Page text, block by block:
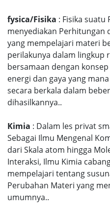
fysica/Fisika : Fisika suatu
menyediakan Perhitungan
yang mempelajari materi
perilakunya dalam lingkup
bersamaan dengan
energi dan gaya yang
secara berkala dalam
dihasilkannya..
Kimia : Dalam les privat
Sebagai Ilmu Mengenal
dari Skala atom hingga
Interaksi, Ilmu Kimia
mempelajari tentang
Perubahan Materi yang
umumnya..